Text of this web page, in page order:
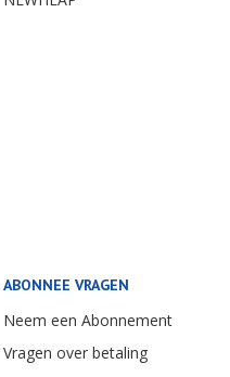
ABONNEE VRAGEN
Neem een Abonnement
Vragen over betaling